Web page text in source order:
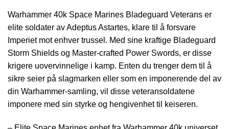
Warhammer 40k Space Marines Bladeguard Veterans er
elite soldater av Adeptus Astartes, klare til å forsvare
Imperiet mot enhver trussel. Med sine kraftige Bladeguard
Storm Shields og Master-crafted Power Swords, er disse
krigere uovervinnelige i kamp. Enten du trenger dem til å
sikre seier på slagmarken eller som en imponerende del av
din Warhammer-samling, vil disse veteransoldatene
imponere med sin styrke og hengivenhet til keiseren.